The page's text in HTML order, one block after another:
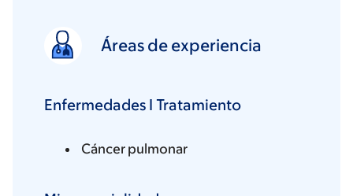
Áreas de experiencia
Enfermedades I Tratamiento
Cáncer pulmonar